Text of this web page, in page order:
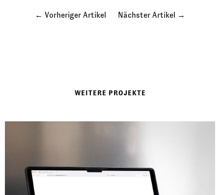
Vorheriger Artikel Nächster Artikel
WEITERE PROJEKTE